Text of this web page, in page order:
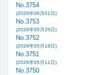
No.3754
(2026年06月01日)
No.3753
(2026年05月25日)
No.3752
(2026年05月18日)
No.3751
(2026年05月11日)
No.3750